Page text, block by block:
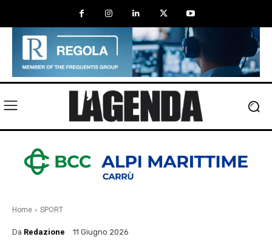
Home SPORT
Da Redazione 11 Giugno 2026